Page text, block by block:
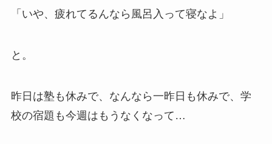
「いや、疲れてるんなら風呂入って寝なよ」
と。
昨日は塾も休みで、なんなら一昨日も休みで、学
校の宿題も今週はもうなくなって…